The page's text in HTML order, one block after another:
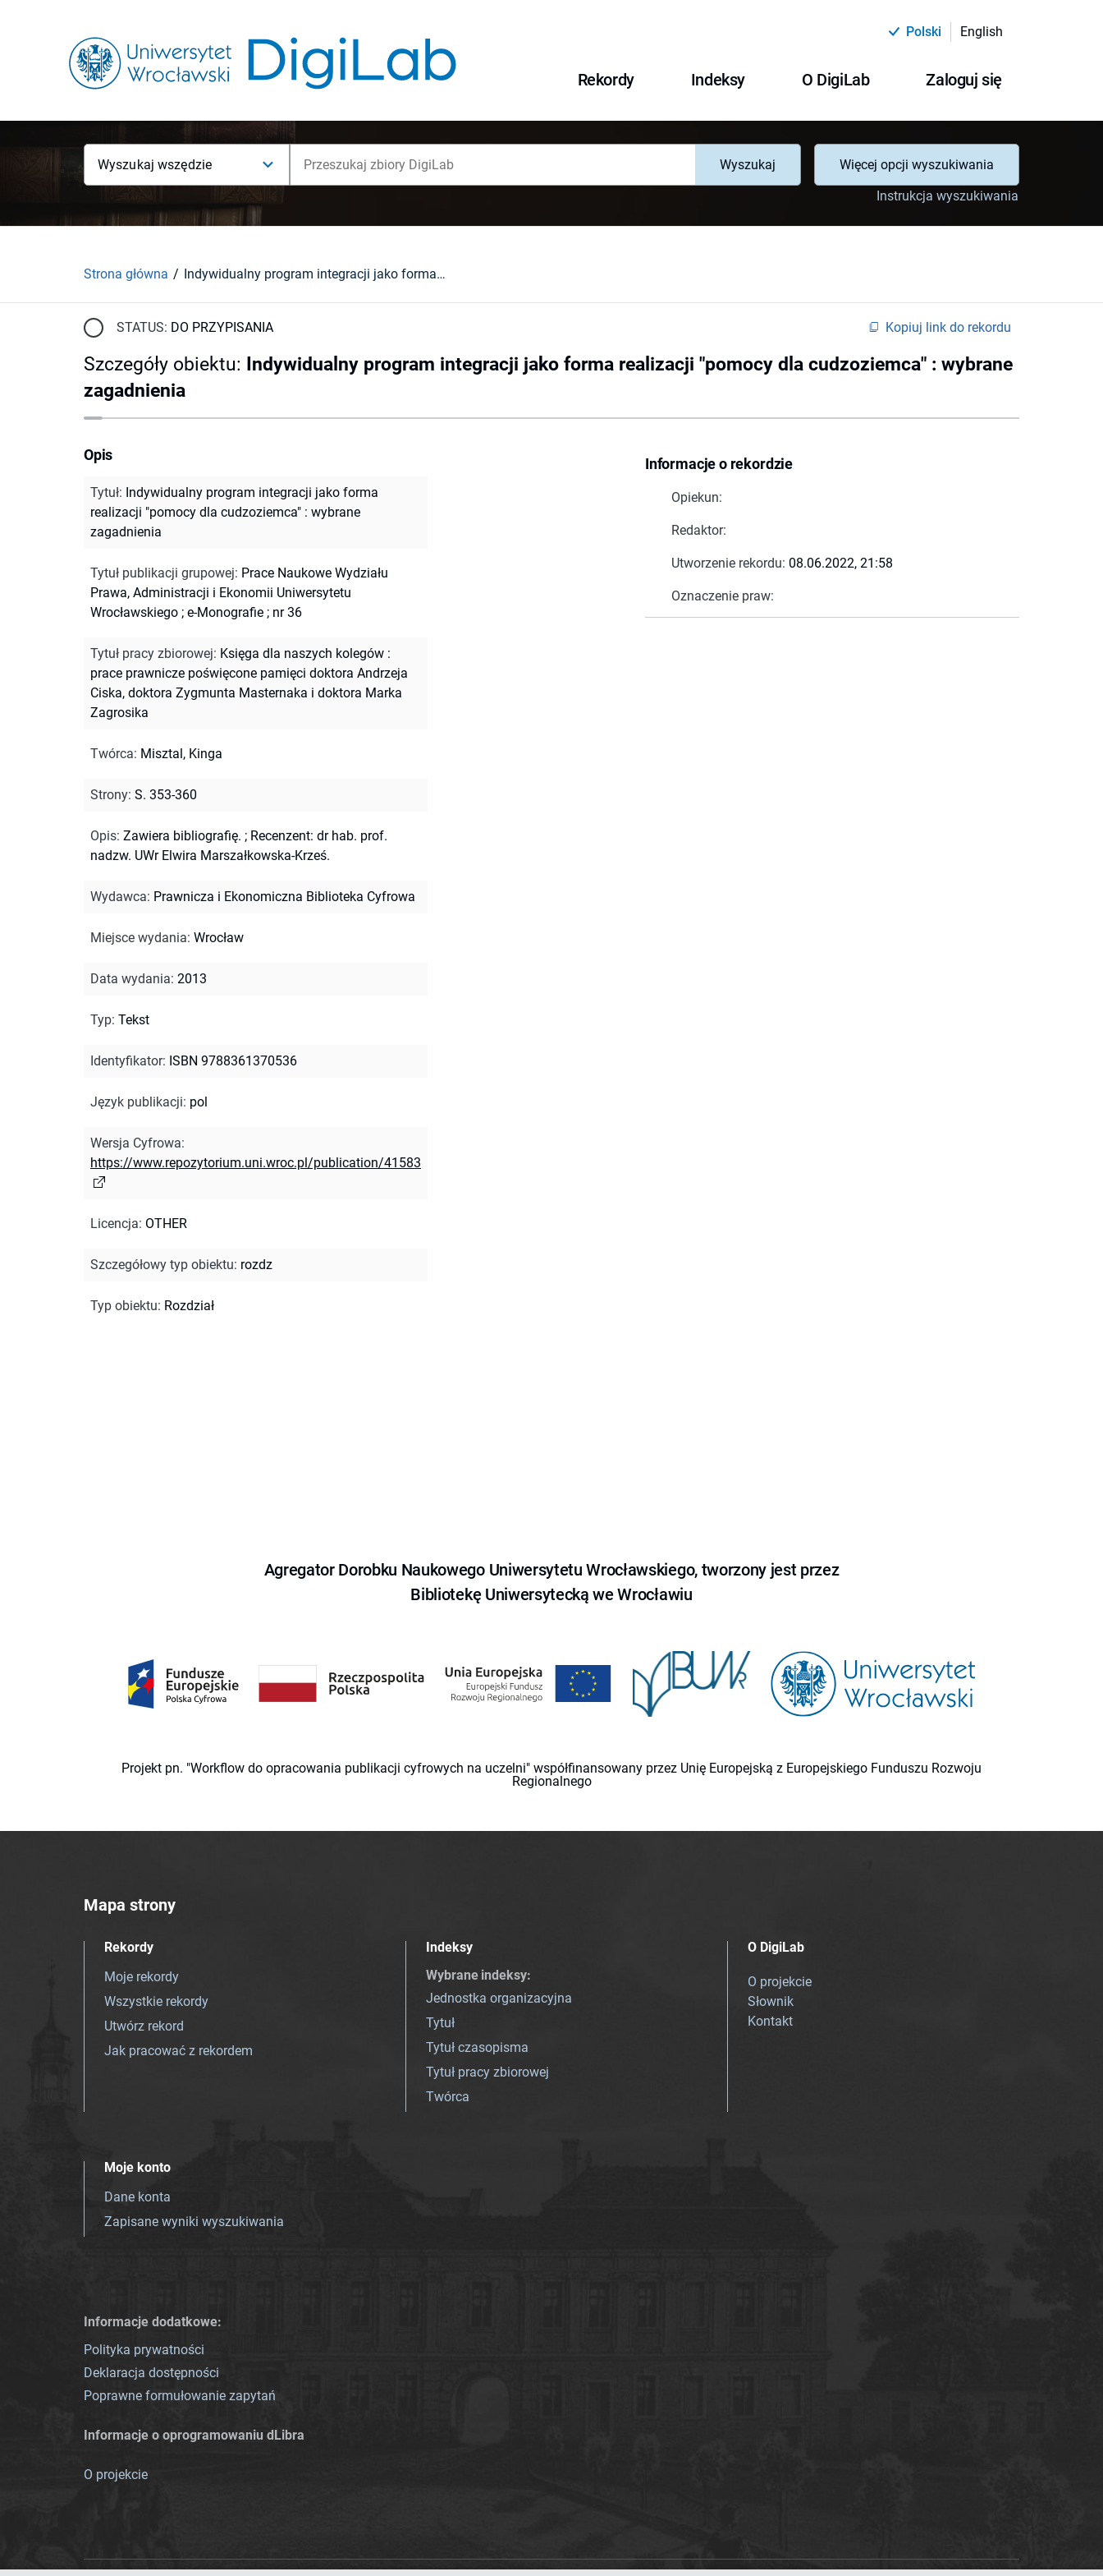
Polski English
Rekordy Indeksy O DigiLab Zaloguj się
Wyszukaj wszędzie Wyszukaj
Więcej opcji wyszukiwania
Instrukcja wyszukiwania
Strona główna Indywidualny program integracji jako forma realizacji "pomocy dla cudzoziemca" : wybrane zagadnienia
STATUS: DO PRZYPISANIA Kopiuj link do rekordu
Szczegóły obiektu: Indywidualny program integracji jako forma realizacji "pomocy dla cudzoziemca" : wybrane
zagadnienia
Informacje o rekordzie
Opiekun:
Redaktor:
Utworzenie rekordu: 08.06.2022, 21:58
Oznaczenie praw:
Opis
Tytuł: Indywidualny program integracji jako forma
realizacji "pomocy dla cudzoziemca" : wybrane
zagadnienia
Tytuł publikacji grupowej: Prace Naukowe Wydziału
Prawa, Administracji i Ekonomii Uniwersytetu
Wrocławskiego ; e-Monografie ; nr 36
Tytuł pracy zbiorowej: Księga dla naszych kolegów :
prace prawnicze poświęcone pamięci doktora Andrzeja
Ciska, doktora Zygmunta Masternaka i doktora Marka
Zagrosika
Twórca: Misztal, Kinga
Strony: S. 353-360
Opis: Zawiera bibliografię. ; Recenzent: dr hab. prof.
nadzw. UWr Elwira Marszałkowska-Krześ.
Wydawca: Prawnicza i Ekonomiczna Biblioteka Cyfrowa
Miejsce wydania: Wrocław
Data wydania: 2013
Typ: Tekst
Identyfikator: ISBN 9788361370536
Język publikacji: pol
Wersja Cyfrowa:
https://www.repozytorium.uni.wroc.pl/publication/41583
Licencja: OTHER
Szczegółowy typ obiektu: rozdz
Typ obiektu: Rozdział
Agregator Dorobku Naukowego Uniwersytetu Wrocławskiego, tworzony jest przez
Bibliotekę Uniwersytecką we Wrocławiu
Projekt pn. "Workflow do opracowania publikacji cyfrowych na uczelni" współfinansowany przez Unię Europejską z Europejskiego Funduszu Rozwoju
Regionalnego
Mapa strony
Rekordy
Moje rekordy
Wszystkie rekordy
Utwórz rekord
Jak pracować z rekordem
Indeksy
Wybrane indeksy:
Jednostka organizacyjna
Tytuł
Tytuł czasopisma
Tytuł pracy zbiorowej
Twórca
O DigiLab
O projekcie
Słownik
Kontakt
Moje konto
Dane konta
Zapisane wyniki wyszukiwania
Informacje dodatkowe:
Polityka prywatności
Deklaracja dostępności
Poprawne formułowanie zapytań
Informacje o oprogramowaniu dLibra
O projekcie